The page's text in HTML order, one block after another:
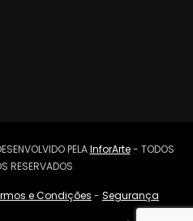
PELAInforArte- TODOS
RESERVADOS
e Condições - Segurança